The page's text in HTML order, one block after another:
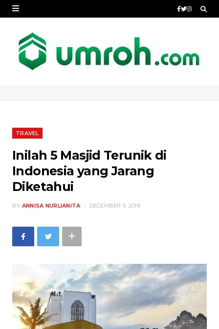
TRAVEL
Inilah 5 Masjid Terunik di
Indonesia yang Jarang
Diketahui
BY ANNISA NURLIANITA DECEMBER 5, 2019